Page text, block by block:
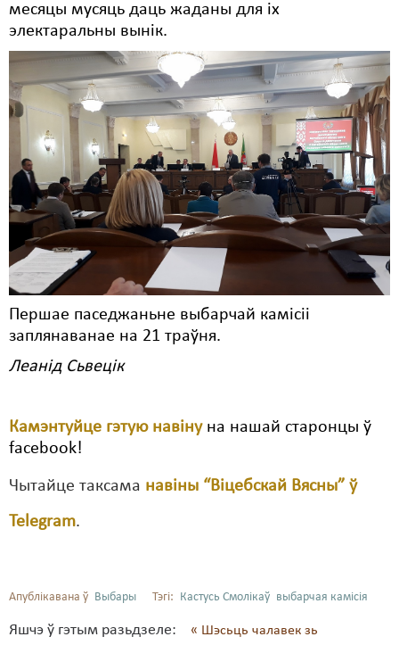
месяцы мусяць даць жаданы для іх
электаральны вынік.
Першае паседжаньне выбарчай камісіі
заплянаванае на 21 траўня.
Леанід Сьвецік
Камэнтуйце гэтую навінуна нашай старонцы ў
facebook!
Чытайце таксама навіны “Віцебскай Вясны” ў
Telegram.
Апублікавана ў Выбары Тэгі: Кастусь Смолікаў выбарчая камісія
Яшчэ ў гэтым разьдзеле:
« Шэсьць чалавек зь